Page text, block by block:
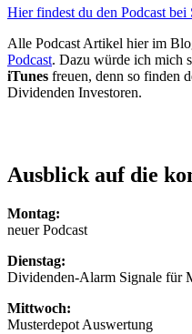
Hier findest du den Podcast bei
Alle Podcast Artikel hier im
Podcast. Dazu würde ich mich
iTunes freuen, denn so finden
Dividenden Investoren.
Ausblick auf die
Montag:
neuer Podcast
Dienstag:
Dividenden-Alarm Signale für
Mittwoch:
Musterdepot Auswertung